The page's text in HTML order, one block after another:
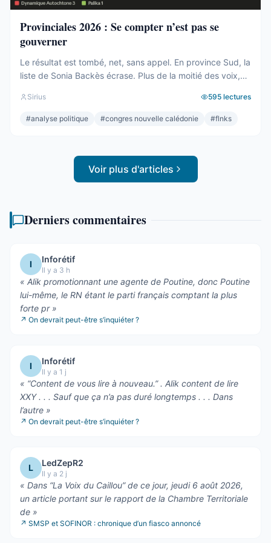
Provinciales 2026 : Se compter n’est pas se
gouverner
Le résultat est tombé, net, sans appel. En province Sud, la
liste de Sonia Backès écrase. Plus de la moitié des voix,
pulvérisée, le centre rayé de la carte. On parlera de raz-
de-marée, et le mot, pour une fois, ne sera pas exagéré.
Sirius 595 lectures
#analyse politique #congres nouvelle calédonie #flnks
Voir plus d'articles
Derniers commentaires
I Inforétif
Il y a 3 h
« Alik promotionnant une agente de Poutine, donc Poutine
lui-même, le RN étant le parti français comptant la plus
forte pr»
↗ On devrait peut-être s’inquiéter ?
I Inforétif
Il y a 1 j
« “Content de vous lire à nouveau.” . Alik content de lire
XXY . . . Sauf que ça n’a pas duré longtemps . . . Dans
l’autre »
↗ On devrait peut-être s’inquiéter ?
L LedZepR2
Il y a 2 j
« Dans “La Voix du Caillou” de ce jour, jeudi 6 août 2026,
un article portant sur le rapport de la Chambre Territoriale
de »
↗ SMSP et SOFINOR : chronique d’un fiasco annoncé